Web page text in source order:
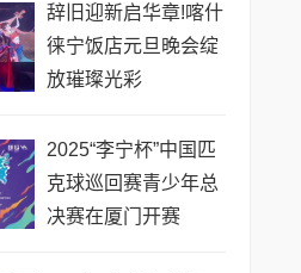
辞旧迎新启华章!喀什
徕宁饭店元旦晚会绽
放璀璨光彩
2025“李宁杯”中国匹
克球巡回赛青少年总
决赛在厦门开赛